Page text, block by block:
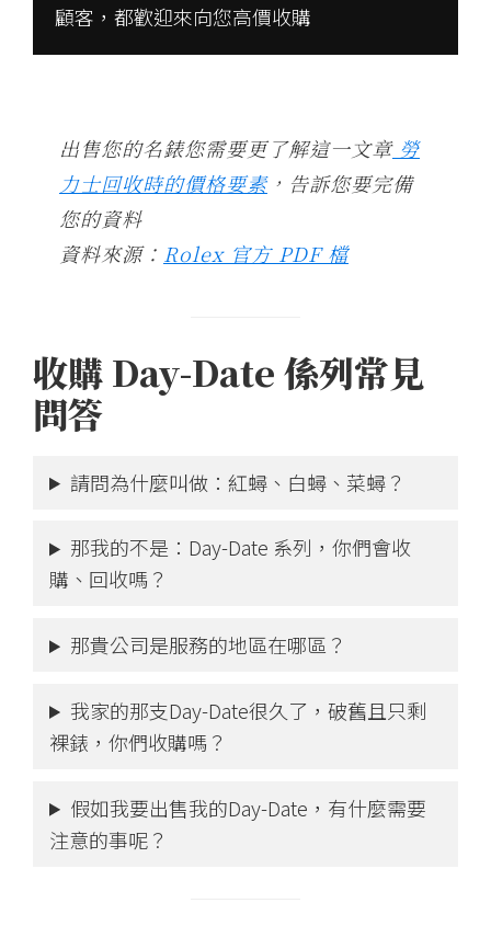
顧客，都歡迎來向您高價收購
出售您的名錶您需要更了解這一文章勞
力士回收時的價格要素，告訴您要完備
您的資料
資料來源： Rolex 官方 PDF 檔
收購 Day-Date 係列常見
問答
請問為什麼叫做：紅蟳、白蟳、菜蟳？
那我的不是：Day-Date 系列，你們會收
購、回收嗎？
那貴公司是服務的地區在哪區？
我家的那支Day-Date很久了，破舊且只剩
裸錶，你們收購嗎？
假如我要出售我的Day-Date，有什麼需要
注意的事呢？